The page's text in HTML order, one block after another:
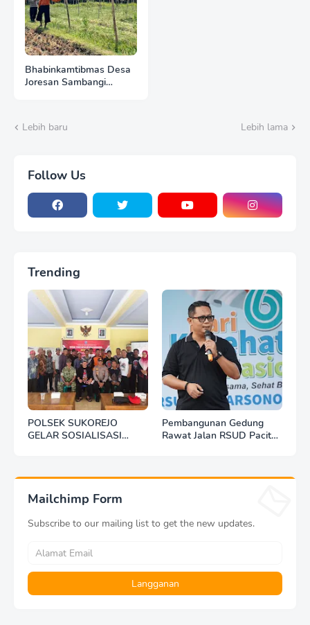
Bhabinkamtibmas Desa
Joresan Sambangi
Lebih baru
Lebih lama
Follow Us
Trending
POLSEK SUKOREJO
GELAR SOSIALISASI
Pembangunan Gedung
Rawat Jalan RSUD Pacitan
Mailchimp Form
Subscribe to our mailing list to get the new updates.